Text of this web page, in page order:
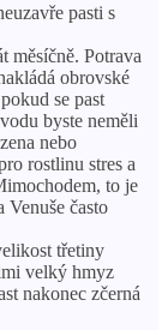
pasti s
měsíčně. Potrava
obrovské
se past
byste neměli
nebo
rostlinu stres a
to je
Venuše často
třetiny
velký hmyz
nakonec zčerná